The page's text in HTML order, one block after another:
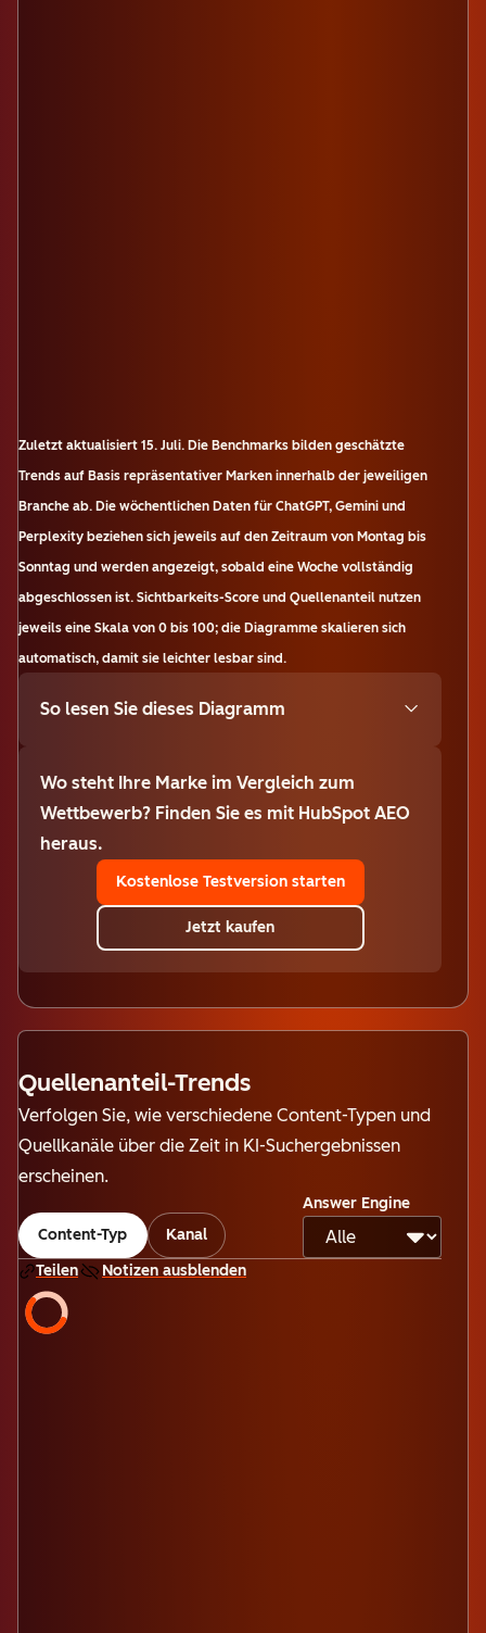
Zuletzt aktualisiert 15. Juli. Die Benchmarks bilden geschätzte
Trends auf Basis repräsentativer Marken innerhalb der jeweiligen
Branche ab. Die wöchentlichen Daten für ChatGPT, Gemini und
Perplexity beziehen sich jeweils auf den Zeitraum von Montag bis
Sonntag und werden angezeigt, sobald eine Woche vollständig
abgeschlossen ist. Sichtbarkeits-Score und Quellenanteil nutzen
jeweils eine Skala von 0 bis 100; die Diagramme skalieren sich
automatisch, damit sie leichter lesbar sind.
So lesen Sie dieses Diagramm
Wo steht Ihre Marke im Vergleich zum
Wettbewerb? Finden Sie es mit HubSpot AEO
heraus.
Kostenlose Testversion starten
Jetzt kaufen
Quellenanteil-Trends
Verfolgen Sie, wie verschiedene Content-Typen und
Quellkanäle über die Zeit in KI-Suchergebnissen
erscheinen.
Content-Typ Kanal
Answer Engine
Teilen Notizen ausblenden